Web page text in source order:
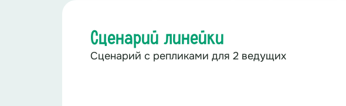
Сценарий линейки
Сценарий с репликами для 2 ведущих